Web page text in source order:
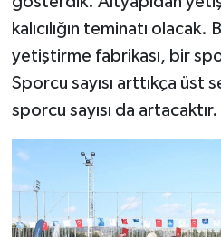
kalıcılığın teminatı
yetiştirme fabrikası, bir
Sporcu sayısı arttıkça üst
sporcu sayısı da artacaktır.